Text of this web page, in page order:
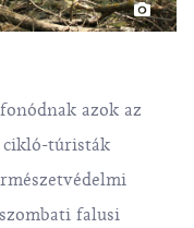
azok az
cikló-túristák
falusi